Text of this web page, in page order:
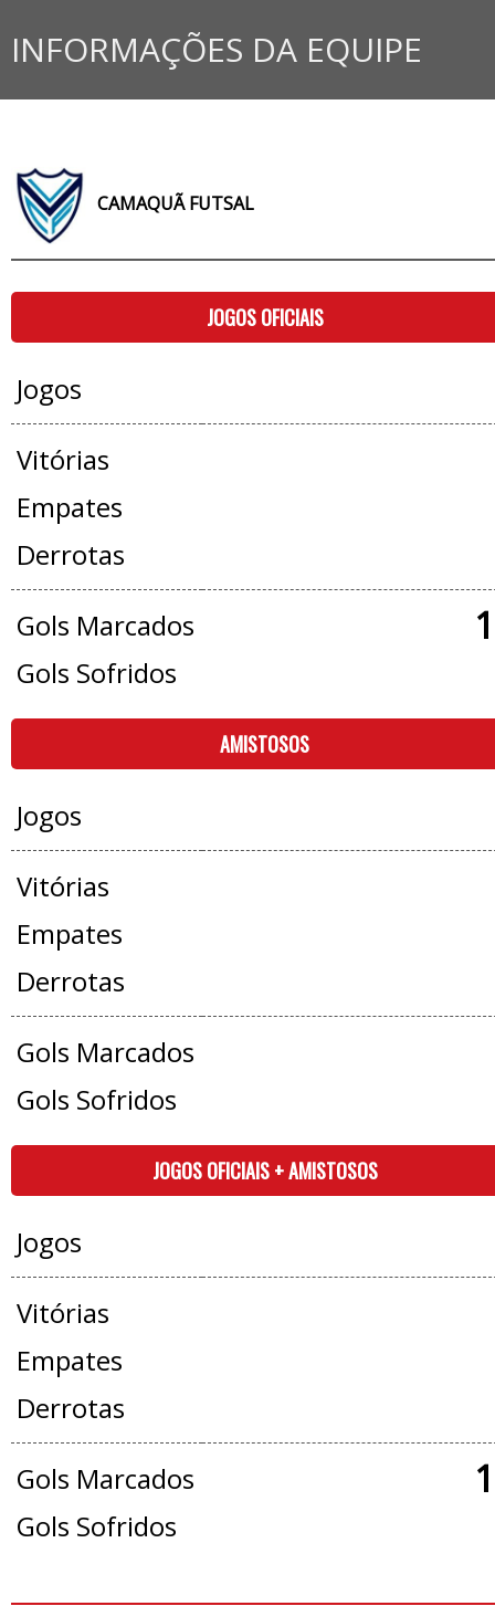
INFORMAÇÕES DA EQUIPE
CAMAQUÃ FUTSAL
JOGOS OFICIAIS
Jogos
Vitórias
Empates
Derrotas
Gols Marcados
Gols Sofridos
AMISTOSOS
Jogos
Vitórias
Empates
Derrotas
Gols Marcados
Gols Sofridos
JOGOS OFICIAIS + AMISTOSOS
Jogos
Vitórias
Empates
Derrotas
Gols Marcados
Gols Sofridos